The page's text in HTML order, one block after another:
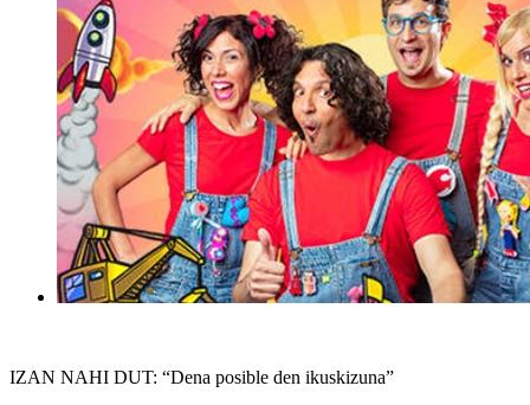
IZAN NAHI DUT: “Dena posible den ikuskizuna”